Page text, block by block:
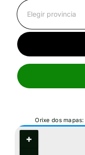
Orixe dos mapas: